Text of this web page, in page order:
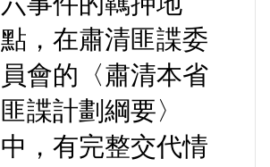
點，在肅清匪諜委
員會的〈肅清本省
匪諜計劃綱要〉
中，有完整交代情